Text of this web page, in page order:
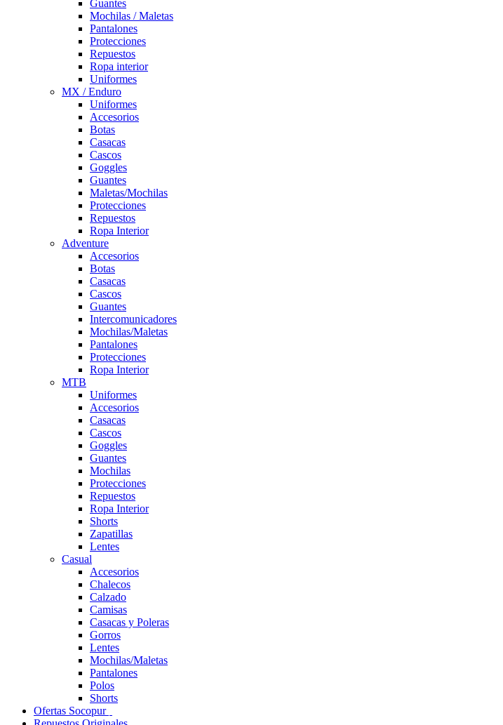
Guantes
Mochilas / Maletas
Pantalones
Protecciones
Repuestos
Ropa interior
Uniformes
MX / Enduro
Uniformes
Accesorios
Botas
Casacas
Cascos
Goggles
Guantes
Maletas/Mochilas
Protecciones
Repuestos
Ropa Interior
Adventure
Accesorios
Botas
Casacas
Cascos
Guantes
Intercomunicadores
Mochilas/Maletas
Pantalones
Protecciones
Ropa Interior
MTB
Uniformes
Accesorios
Casacas
Cascos
Goggles
Guantes
Mochilas
Protecciones
Repuestos
Ropa Interior
Shorts
Zapatillas
Lentes
Casual
Accesorios
Chalecos
Calzado
Camisas
Casacas y Poleras
Gorros
Lentes
Mochilas/Maletas
Pantalones
Polos
Shorts
Ofertas Socopur